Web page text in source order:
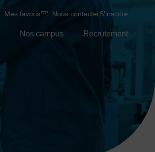
Mes favoris Nous contacterS'inscrire
Nos campus Recrutement